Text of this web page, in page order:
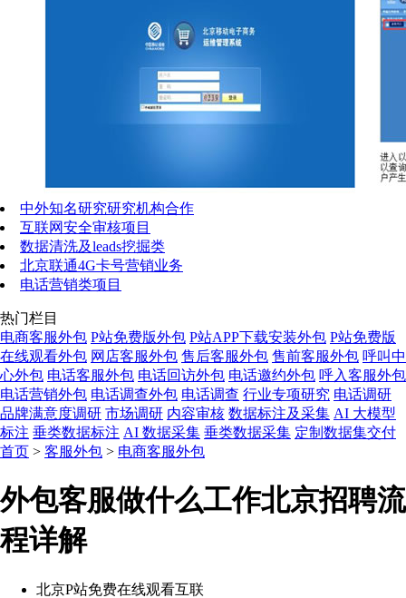
中外知名研究研究机构合作
互联网安全审核项目
数据清洗及leads挖掘类
北京联通4G卡号营销业务
电话营销类项目
热门栏目
电商客服外包 P站免费版外包 P站APP下载安装外包 P站免费版
在线观看外包 网店客服外包 售后客服外包 售前客服外包 呼叫中
心外包 电话客服外包 电话回访外包 电话邀约外包 呼入客服外包
电话营销外包 电话调查外包 电话调查 行业专项研究 电话调研
品牌满意度调研 市场调研 内容审核 数据标注及采集 AI 大模型
标注 垂类数据标注 AI 数据采集 垂类数据采集 定制数据集交付
首页 > 客服外包 > 电商客服外包
外包客服做什么工作北京招聘流
程详解
北京P站免费在线观看互联